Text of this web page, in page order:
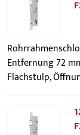
Entfernung 72
Flachstulp,